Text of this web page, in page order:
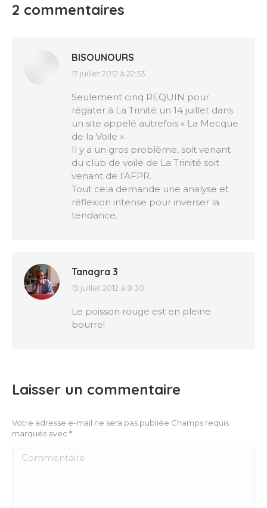
2 commentaires
BISOUNOURS
dit
17 juillet 2012 à 22:53
Seulement cinq REQUIN pour
régater à La Trinité un 14 juillet dans
un site appelé autrefois « La Mecque
de la Voile ».
Il y a un gros problème, soit venant
du club de voile de La Trinité soit
venant de l’AFPR.
Tout cela demande une analyse et
réflexion intense pour inverser la
tendance.
Tanagra 3
dit
19 juillet 2012 à 8:30
Le poisson rouge est en pleine
bourre!
Laisser un commentaire
Votre adresse e-mail ne sera pas publiée Champs requis
marqués avec *
Commentaire